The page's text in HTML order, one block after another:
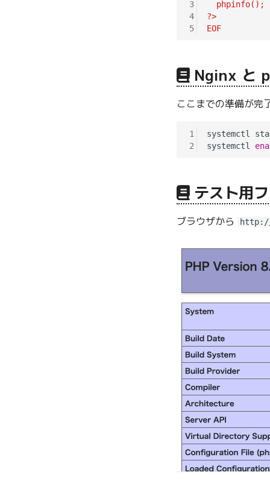
3
4
5
  phpinfo();
?>
EOF
Nginx と
ここまでの準備が完
1
2
systemctl
systemctl
テスト用
ブラウザから http://